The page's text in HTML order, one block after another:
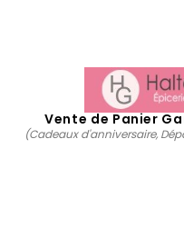
Vente de Panier
(Cadeaux d'anniversaire,